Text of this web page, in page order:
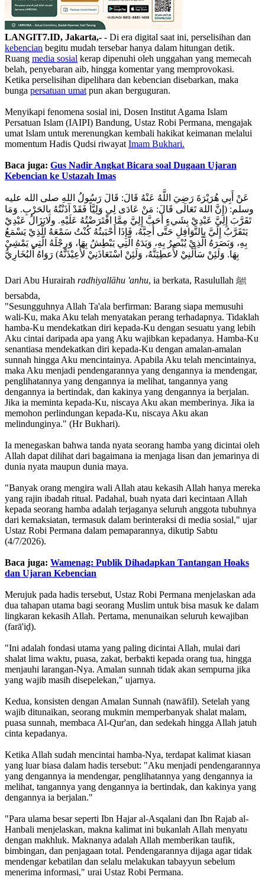
LANGIT7.ID, Jakarta,- - ‎Di era digital saat ini, perselisihan dan
kebencian begitu mudah tersebar hanya dalam hitungan detik.
Ruang media sosial kerap dipenuhi oleh unggahan yang memecah
belah, penyebaran aib, hingga komentar yang memprovokasi.
Ketika perselisihan dipelihara dan kebencian disebarkan, maka
bunga persatuan umat pun akan berguguran.
‎Menyikapi fenomena sosial ini, Dosen Institut Agama Islam
Persatuan Islam (IAIPI) Bandung, Ustaz Robi Permana, mengajak
umat Islam untuk merenungkan kembali hakikat keimanan melalui
momentum Hadis Qudsi riwayat Imam Bukhari.
Baca juga: Gus Nadir Angkat Bicara soal Dugaan Ujaran
Kebencian ke Ustazah Imas
وسلم: (إِنَّ اللهَ تَعَالَى قَالَ: مَنْ عَادَى لِي وَلِيَّاً فَقَدْ آذَنْتُهُ بِالحَرْبِ. وَمَا
تَقَرَّبَ إِلِيَّ عَبْدِيْ بِشَيءٍ أَحَبَّ إِلِيَّ مِمَّا افْتَرَضْتُهُ عَلَيْهِ. ولايَزَالُ عَبْدِيْ
يَتَقَرَّبُ إِلَيَّ بِالنَّوَافِلِ حَتَّى أُحِبَّهُ، فَإِذَا أَحْبَبتُهُ كُنْتُ سَمْعَهُ الَّذِيْ يَسْمَعُ
بِهِ، وَبَصَرَهُ الَّذِيْ يُبْصِرُ بِهِ، وَيَدَهُ الَّتِي يَبْطِشُ بِهَا، وَرِجْلَهُ الَّتِي يَمْشِيْ
بِهَا. وَلَئِنْ سَأَلَنِيْ لأُعطِيَنَّهُ، وَلَئِنْ اسْتَعَاذَنِيْ لأُعِيْذَنَّهُ) رَوَاهُ اْلبُخَارِيُّ
‎Dari Abu Hurairah radhiyallāhu 'anhu, ia berkata, Rasulullah ﷺ
bersabda,
‎"Sesungguhnya Allah Ta'ala berfirman: Barang siapa memusuhi
wali-Ku, maka Aku telah menyatakan perang terhadapnya. Tidaklah
hamba-Ku mendekatkan diri kepada-Ku dengan sesuatu yang lebih
Aku cintai daripada apa yang Aku wajibkan kepadanya. Hamba-Ku
senantiasa mendekatkan diri kepada-Ku dengan amalan-amalan
sunnah hingga Aku mencintainya. Apabila Aku telah mencintainya,
maka Aku menjadi pendengarannya yang dengannya ia mendengar,
penglihatannya yang dengannya ia melihat, tangannya yang
dengannya ia bertindak, dan kakinya yang dengannya ia berjalan.
Jika ia meminta kepada-Ku, niscaya Aku akan memberinya. Jika ia
memohon perlindungan kepada-Ku, niscaya Aku akan
melindunginya." (Hr Bukhari).
‎Ia menegaskan bahwa tanda nyata seorang hamba yang dicintai oleh
Allah dapat dilihat dari bagaimana ia menjaga lisan dan jemarinya di
dunia nyata maupun dunia maya.
‎"Banyak orang mengira wali Allah atau kekasih Allah hanya mereka
yang rajin ibadah ritual. Padahal, buah nyata dari kecintaan Allah
kepada seorang hamba adalah terjaganya seluruh anggota tubuhnya
dari kemaksiatan, termasuk dalam berinteraksi di media sosial," ujar
Ustaz Robi Permana dalam pemaparannya, dikutip Sabtu
(4/7/2026).
Baca juga: Wamenag: Publik Dihadapkan Tantangan Hoaks
dan Ujaran Kebencian
‎Merujuk pada hadis tersebut, Ustaz Robi Permana menjelaskan ada
dua tahapan utama bagi seorang Muslim untuk bisa masuk ke dalam
lingkaran kekasih Allah. Pertama, menunaikan seluruh kewajiban
(farā'iḍ).
‎"Ini adalah fondasi utama yang paling dicintai Allah, mulai dari
shalat lima waktu, puasa, zakat, berbakti kepada orang tua, hingga
menjauhi larangan-Nya. Amalan sunnah tidak akan sempurna jika
yang wajib masih disepelekan," ujarnya.
‎Kedua, konsisten dengan Amalan Sunnah (nawāfil). Setelah yang
wajib ditunaikan, seorang mukmin memperbanyak shalat malam,
puasa sunnah, membaca Al-Qur'an, dan sedekah hingga Allah jatuh
cinta kepadanya.
‎Ketika Allah sudah mencintai hamba-Nya, terdapat kalimat kiasan
yang luar biasa dalam hadis tersebut: "Aku menjadi pendengarannya
yang dengannya ia mendengar, penglihatannya yang dengannya ia
melihat, tangannya yang dengannya ia bertindak, dan kakinya yang
dengannya ia berjalan."
‎"Para ulama besar seperti Ibn Hajar al-Asqalani dan Ibn Rajab al-
Hanbali menjelaskan, makna kalimat ini bukanlah Allah menyatu
dengan makhluk. Maknanya adalah Allah memberikan taufik,
bimbingan, dan penjagaan total. Pendengarannya dijaga agar tidak
mendengar kebatilan dan selalu melakukan tabayyun sebelum
menerima informasi," urai Ustaz Robi Permana.